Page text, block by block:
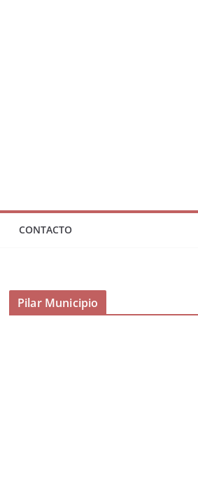
CONTACTO
Pilar Municipio